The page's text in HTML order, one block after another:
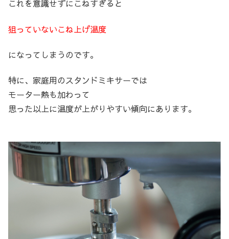
これを意識せずにこねすぎると
狙っていないこね上げ温度
になってしまうのです。
特に、家庭用のスタンドミキサーでは
モーター熱も加わって
思った以上に温度が上がりやすい傾向にあります。